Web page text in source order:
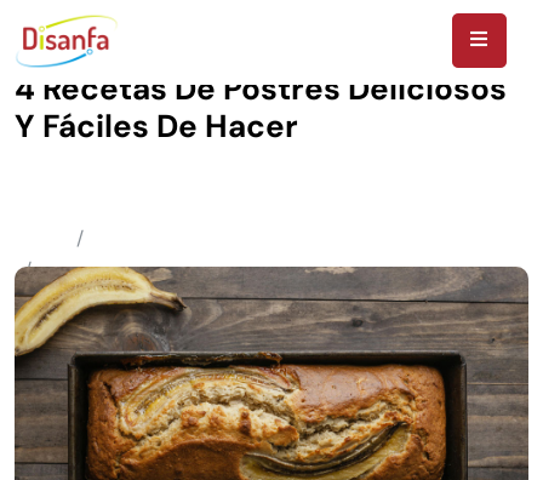
4 Recetas De Postres Deliciosos
Y Fáciles De Hacer
4 Recetas De Postres Deliciosos Y Fáciles De Hacer